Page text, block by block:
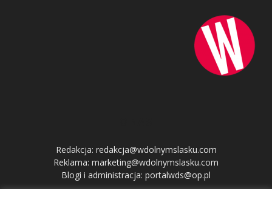
Redakcja: redakcja@wdolnymslasku.com
Reklama: marketing@wdolnymslasku.com
Blogi i administracja: portalwds@op.pl